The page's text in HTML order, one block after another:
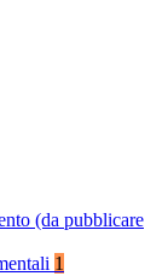
(da pubblicare
1